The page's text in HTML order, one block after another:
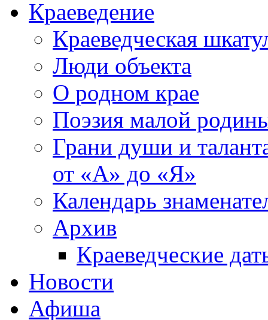
Краеведение
Краеведческая
Люди объекта
О родном крае
Поэзия малой
Грани души и
от «А» до «Я»
Календарь
Архив
Краеведческие
Новости
Афиша